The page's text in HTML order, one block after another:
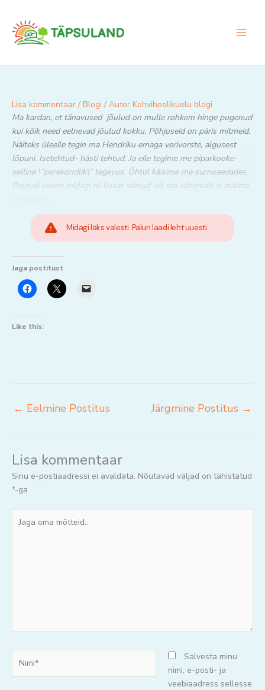
content
Lisa kommentaar / Blogi / Autor Kohvihoolikuelu blogi
Ma kardan, et tänavused jõulud on mulle rohkem hinge pugenud
kui kõik need eelnevad jõulud kokku. Põhjuseid on päris mitmeid.
Näiteks üleeile tegin ma Hendriku emaga verivorste, algusest
lõpuni. Isetehtud- hästi tehtud. Ja eile tegime me piparkooke-
selline \”perekondlik\” tegevus. Õhtul käisime me surnuaedades.
Polnud varem midagi nii ilusat näinud või ma vähemalt ei mäleta,
Midagi läks valesti. Palun laadi leht uuesti.
Jaga postitust
Like this:
← Eelmine Postitus Järgmine Postitus →
Lisa kommentaar
Sinu e-postiaadressi ei avaldata. Nõutavad väljad on tähistatud
*-ga
oma
Salvesta minu
nimi, e-posti- ja
veebiaadress sellesse